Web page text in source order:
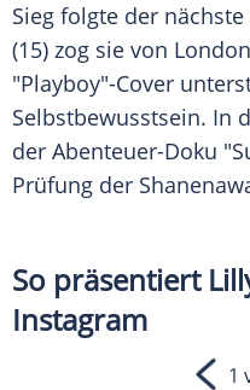
Sieg folgte der
(15) zog sie von
"Playboy"-Cover
Selbstbewusstsein. In
der Abenteuer-Doku
Prüfung der
So präsentiert
Instagram
1